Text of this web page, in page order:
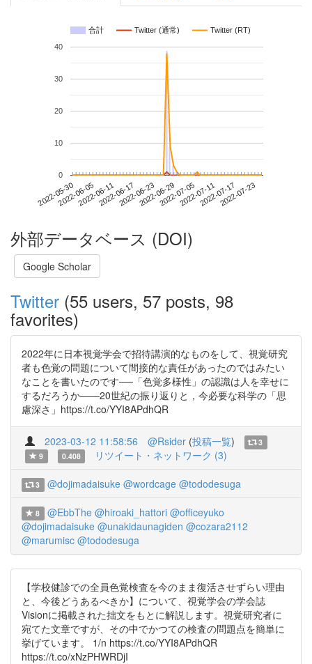
合計 Twitter (通常) Twitter (RT)
2022-05-302022-06-052022-06-112022-06-172022-06-232022-06-292022-07-052022-07-112022-07-172022-07-23
0
10
20
30
40
外部データベース (DOI)
Google Scholar
Twitter (55 users, 57 posts, 98
favorites)
2022年に日本視覚学会で招待講演的なものをして、視覚研究
者も色覚の問題について間接的な責任があったのではみたい
なことを書いたのです──「色覚多様性」の認識は人を幸せに
するだろうか――20世紀の振り返りと，今必要な科学の「思
慮深さ」https://t.co/YYI8APdhQR
2023-03-12 11:58:56 @Rsider (投稿一覧)
3
9
0.408 リツイート・ネットワーク (3)
3 @dojimadaisuke @wordcage @tododesuga
8 @EbbThe @hiroaki_hattori @officeyuko
@dojimadaisuke @unakidaunagiden @cozara2112
@marumisc @tododesuga
【学校健診での全員色覚検査を今のまま復活させずらい理由
と、今後どうあるべきか】について、視覚学会の学会誌
Visionに掲載された拙文をもとに解説します。視覚研究者に
宛てた文章ですが、その中でかつての検査の問題点を簡単に
挙げています。 1/n https://t.co/YYI8APdhQR
https://t.co/xNzPHWRDjI